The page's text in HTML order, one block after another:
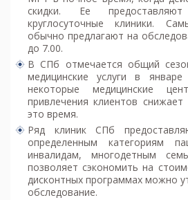
скидки. Ее
круглосуточные клиники.
обычно предлагают на
до 7.00.
В СПб отмечается общий
медицинские услуги в
некоторые медицинские
привлечения клиентов
это время.
Ряд клиник СПб
определенным категориям
инвалидам, многодетным
позволяет сэкономить на
дисконтных программах можно
обследование.